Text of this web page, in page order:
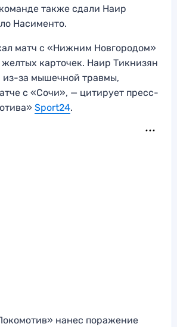
также сдали Наир
Насименто.
матч с «Нижним Новгородом»
карточек. Наир Тикнизян
из-за мышечной травмы,
с «Сочи», — цитирует пресс-
Sport24.
нанес поражение